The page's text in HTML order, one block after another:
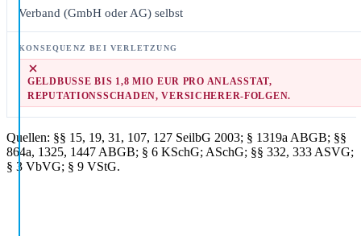
Verband (GmbH oder AG) selbst
GELDBUSSE BIS 1,8 MIO EUR PRO ANLASSTAT, R
EPUTATIONSSCHADEN, VERSICHERER-FOLGEN.
Quellen: §§ 15, 19, 31, 107, 127 SeilbG 2003; § 1319a ABGB; §§
864a, 1325, 1447 ABGB; § 6 KSchG; ASchG; §§ 332, 333 ASVG;
§ 3 VbVG; § 9 VStG.